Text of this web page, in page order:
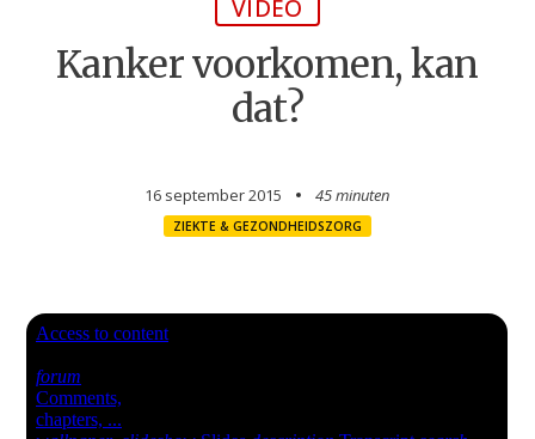
VIDEO
Kanker voorkomen, kan
dat?
16 september 2015 45 minuten
ZIEKTE & GEZONDHEIDSZORG